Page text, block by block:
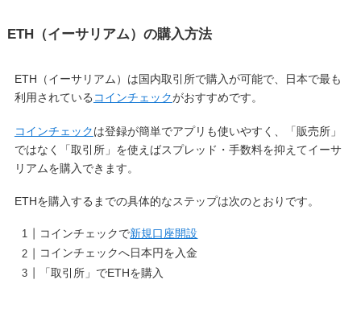
ETH（イーサリアム）の購入方法
ETH（イーサリアム）は国内取引所で購入が可能で、日本で最も
利用されている コインチェックがおすすめです。
コインチェックは登録が簡単でアプリも使いやすく、「販売所」
ではなく「取引所」を使えばスプレッド・手数料を抑えてイーサ
リアムを購入できます。
ETHを購入するまでの具体的なステップは次のとおりです。
コインチェックで新規口座開設
コインチェックへ日本円を入金
「取引所」でETHを購入